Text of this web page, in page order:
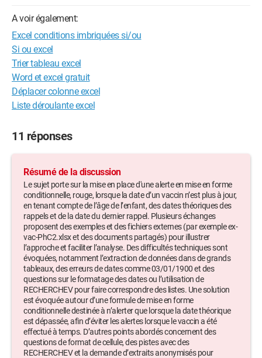
A voir également:
Excel conditions imbriquées si/ou
Si ou excel
Trier tableau excel
Word et excel gratuit
Déplacer colonne excel
Liste déroulante excel
11 réponses
Résumé de la discussion
Le sujet porte sur la mise en place d'une alerte en mise en forme
conditionnelle, rouge, lorsque la date d’un vaccin n’est plus à jour,
en tenant compte de l’âge de l’enfant, des dates théoriques des
rappels et de la date du dernier rappel. Plusieurs échanges
proposent des exemples et des fichiers externes (par exemple ex-
vac-PhC2.xlsx et des documents partagés) pour illustrer
l’approche et faciliter l’analyse. Des difficultés techniques sont
évoquées, notamment l’extraction de données dans de grands
tableaux, des erreurs de dates comme 03/01/1900 et des
questions sur le formatage des dates ou l’utilisation de
RECHERCHEV pour faire correspondre des listes. Une solution
est évoquée autour d’une formule de mise en forme
conditionnelle destinée à n’alerter que lorsque la date théorique
est dépassée, afin d’éviter les alertes lorsque le vaccin a été
effectué à temps. D’autres points abordés concernent des
questions de format de cellule, des pistes avec des
RECHERCHEV et la demande d’extraits anonymisés pour